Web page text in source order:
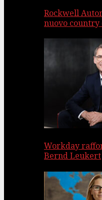
Rockwell
nuovo
Workday
Bernd Leukert